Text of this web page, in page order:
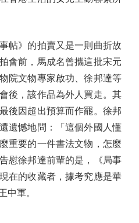
》的拍賣又是一則曲折故
會前，馬成名曾攜這批宋元
院文物專家啟功、徐邦達等
後，該作品為外人買走。其
後因超出預算而作罷。徐邦
遺憾地問：「這個外國人懂
重要的一件書法文物，怎麼
慰徐邦達前輩的是，《局事
在的收藏者，據考究應是華
中軍。